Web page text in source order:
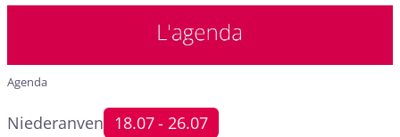
Agenda
Niederanven 18.07- 26.07